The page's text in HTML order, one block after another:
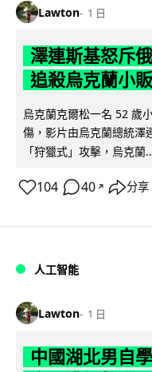
Lawton 1 日
澤連斯基怒斥
追殺烏克蘭小
烏克蘭克爾松一名 52 歲
傷，影片由烏克蘭總統澤
「狩獵式」攻擊，烏克蘭
104 40 ↗ 分享
人工智能
Lawton 1 日
中國湖北男自